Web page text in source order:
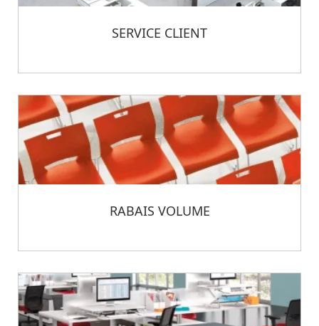
SERVICE CLIENT
RABAIS VOLUME